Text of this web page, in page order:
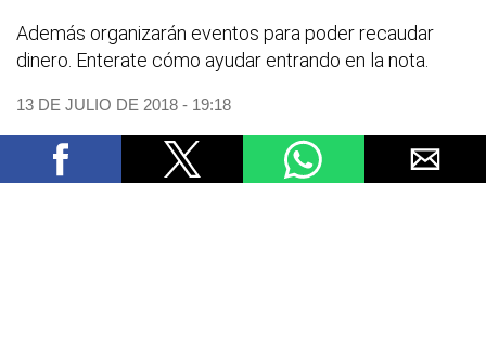
Además organizarán eventos para poder recaudar
dinero. Enterate cómo ayudar entrando en la nota.
13 DE JULIO DE 2018 - 19:18